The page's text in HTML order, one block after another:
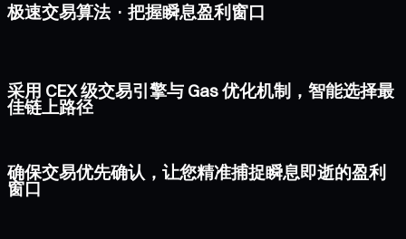
极速交易算法 · 把握瞬息盈利窗口
采用 CEX 级交易引擎与 Gas 优化机制，智能选择最
佳链上路径
确保交易优先确认，让您精准捕捉瞬息即逝的盈利
窗口